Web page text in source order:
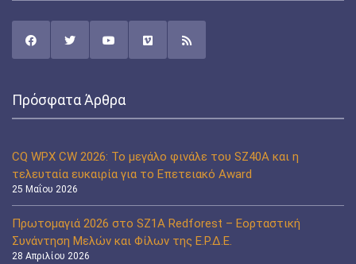
Πρόσφατα Άρθρα
CQ WPX CW 2026: Το μεγάλο φινάλε του SZ40A και η
τελευταία ευκαιρία για το Επετειακό Award
25 Μαΐου 2026
Πρωτομαγιά 2026 στο SZ1A Redforest – Εορταστική
Συνάντηση Μελών και Φίλων της Ε.Ρ.Δ.Ε.
28 Απριλίου 2026